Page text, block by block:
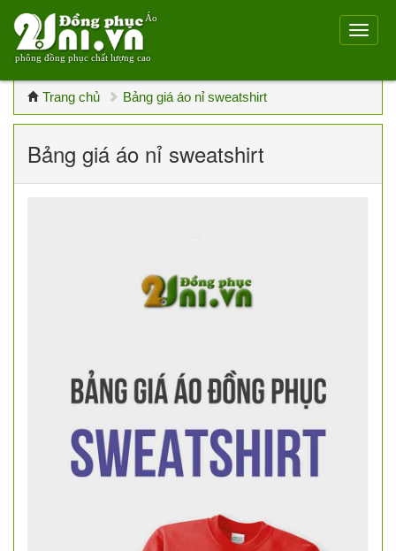
Áo
phông đồng phục chất lượng cao
Trang chủ Bảng giá áo nỉ sweatshirt
Bảng giá áo nỉ sweatshirt